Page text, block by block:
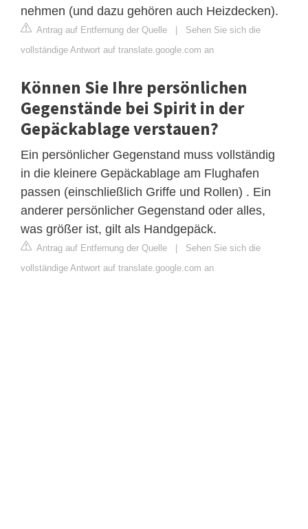
nehmen (und dazu gehören auch Heizdecken).
Antrag auf Entfernung der Quelle | Sehen Sie sich die
vollständige Antwort auf translate.google.com an
Können Sie Ihre persönlichen
Gegenstände bei Spirit in der
Gepäckablage verstauen?
Ein persönlicher Gegenstand muss vollständig
in die kleinere Gepäckablage am Flughafen
passen (einschließlich Griffe und Rollen) . Ein
anderer persönlicher Gegenstand oder alles,
was größer ist, gilt als Handgepäck.
Antrag auf Entfernung der Quelle | Sehen Sie sich die
vollständige Antwort auf translate.google.com an